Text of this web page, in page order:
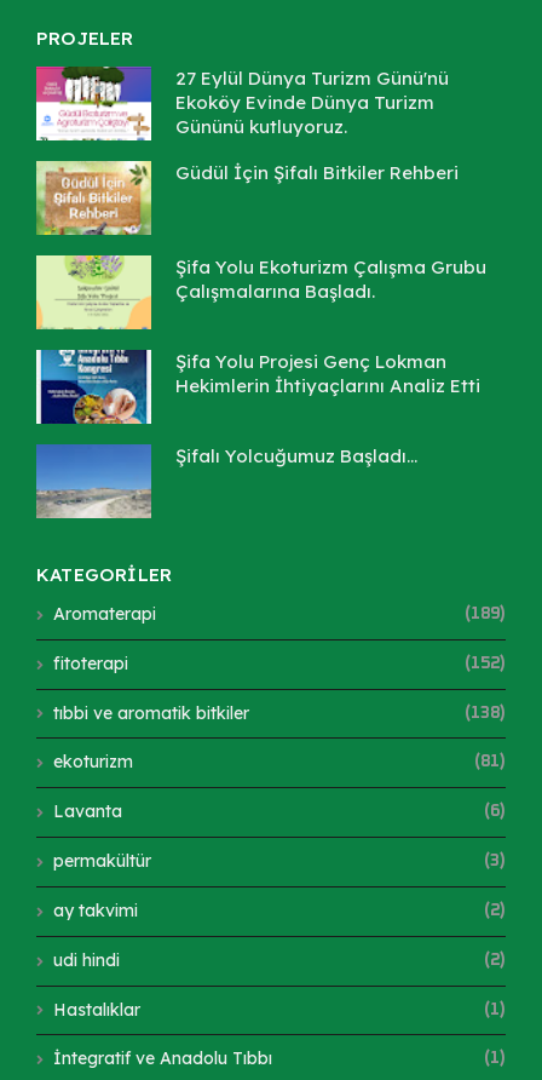
PROJELER
27 Eylül Dünya Turizm Günü'nü
Ekoköy Evinde Dünya Turizm
Gününü kutluyoruz.
Güdül İçin Şifalı Bitkiler Rehberi
Şifa Yolu Ekoturizm Çalışma Grubu
Çalışmalarına Başladı.
Şifa Yolu Projesi Genç Lokman
Hekimlerin İhtiyaçlarını Analiz Etti
Şifalı Yolcuğumuz Başladı...
KATEGORİLER
Aromaterapi (189)
fitoterapi (152)
tıbbi ve aromatik bitkiler (138)
ekoturizm (81)
Lavanta (6)
permakültür (3)
ay takvimi (2)
udi hindi (2)
Hastalıklar (1)
İntegratif ve Anadolu Tıbbı (1)